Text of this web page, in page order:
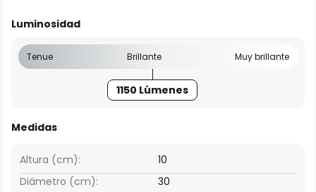
Luminosidad
Tenue Brillante Muy brillante
1150 Lúmenes
Medidas
Altura (cm):
10
Diámetro (cm):
30